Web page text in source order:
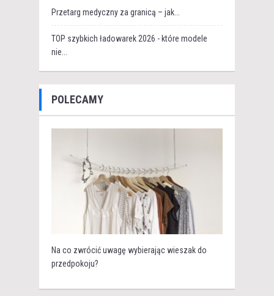
Przetarg medyczny za granicą – jak...
TOP szybkich ładowarek 2026 - które modele
nie...
POLECAMY
Na co zwrócić uwagę wybierając wieszak do
przedpokoju?